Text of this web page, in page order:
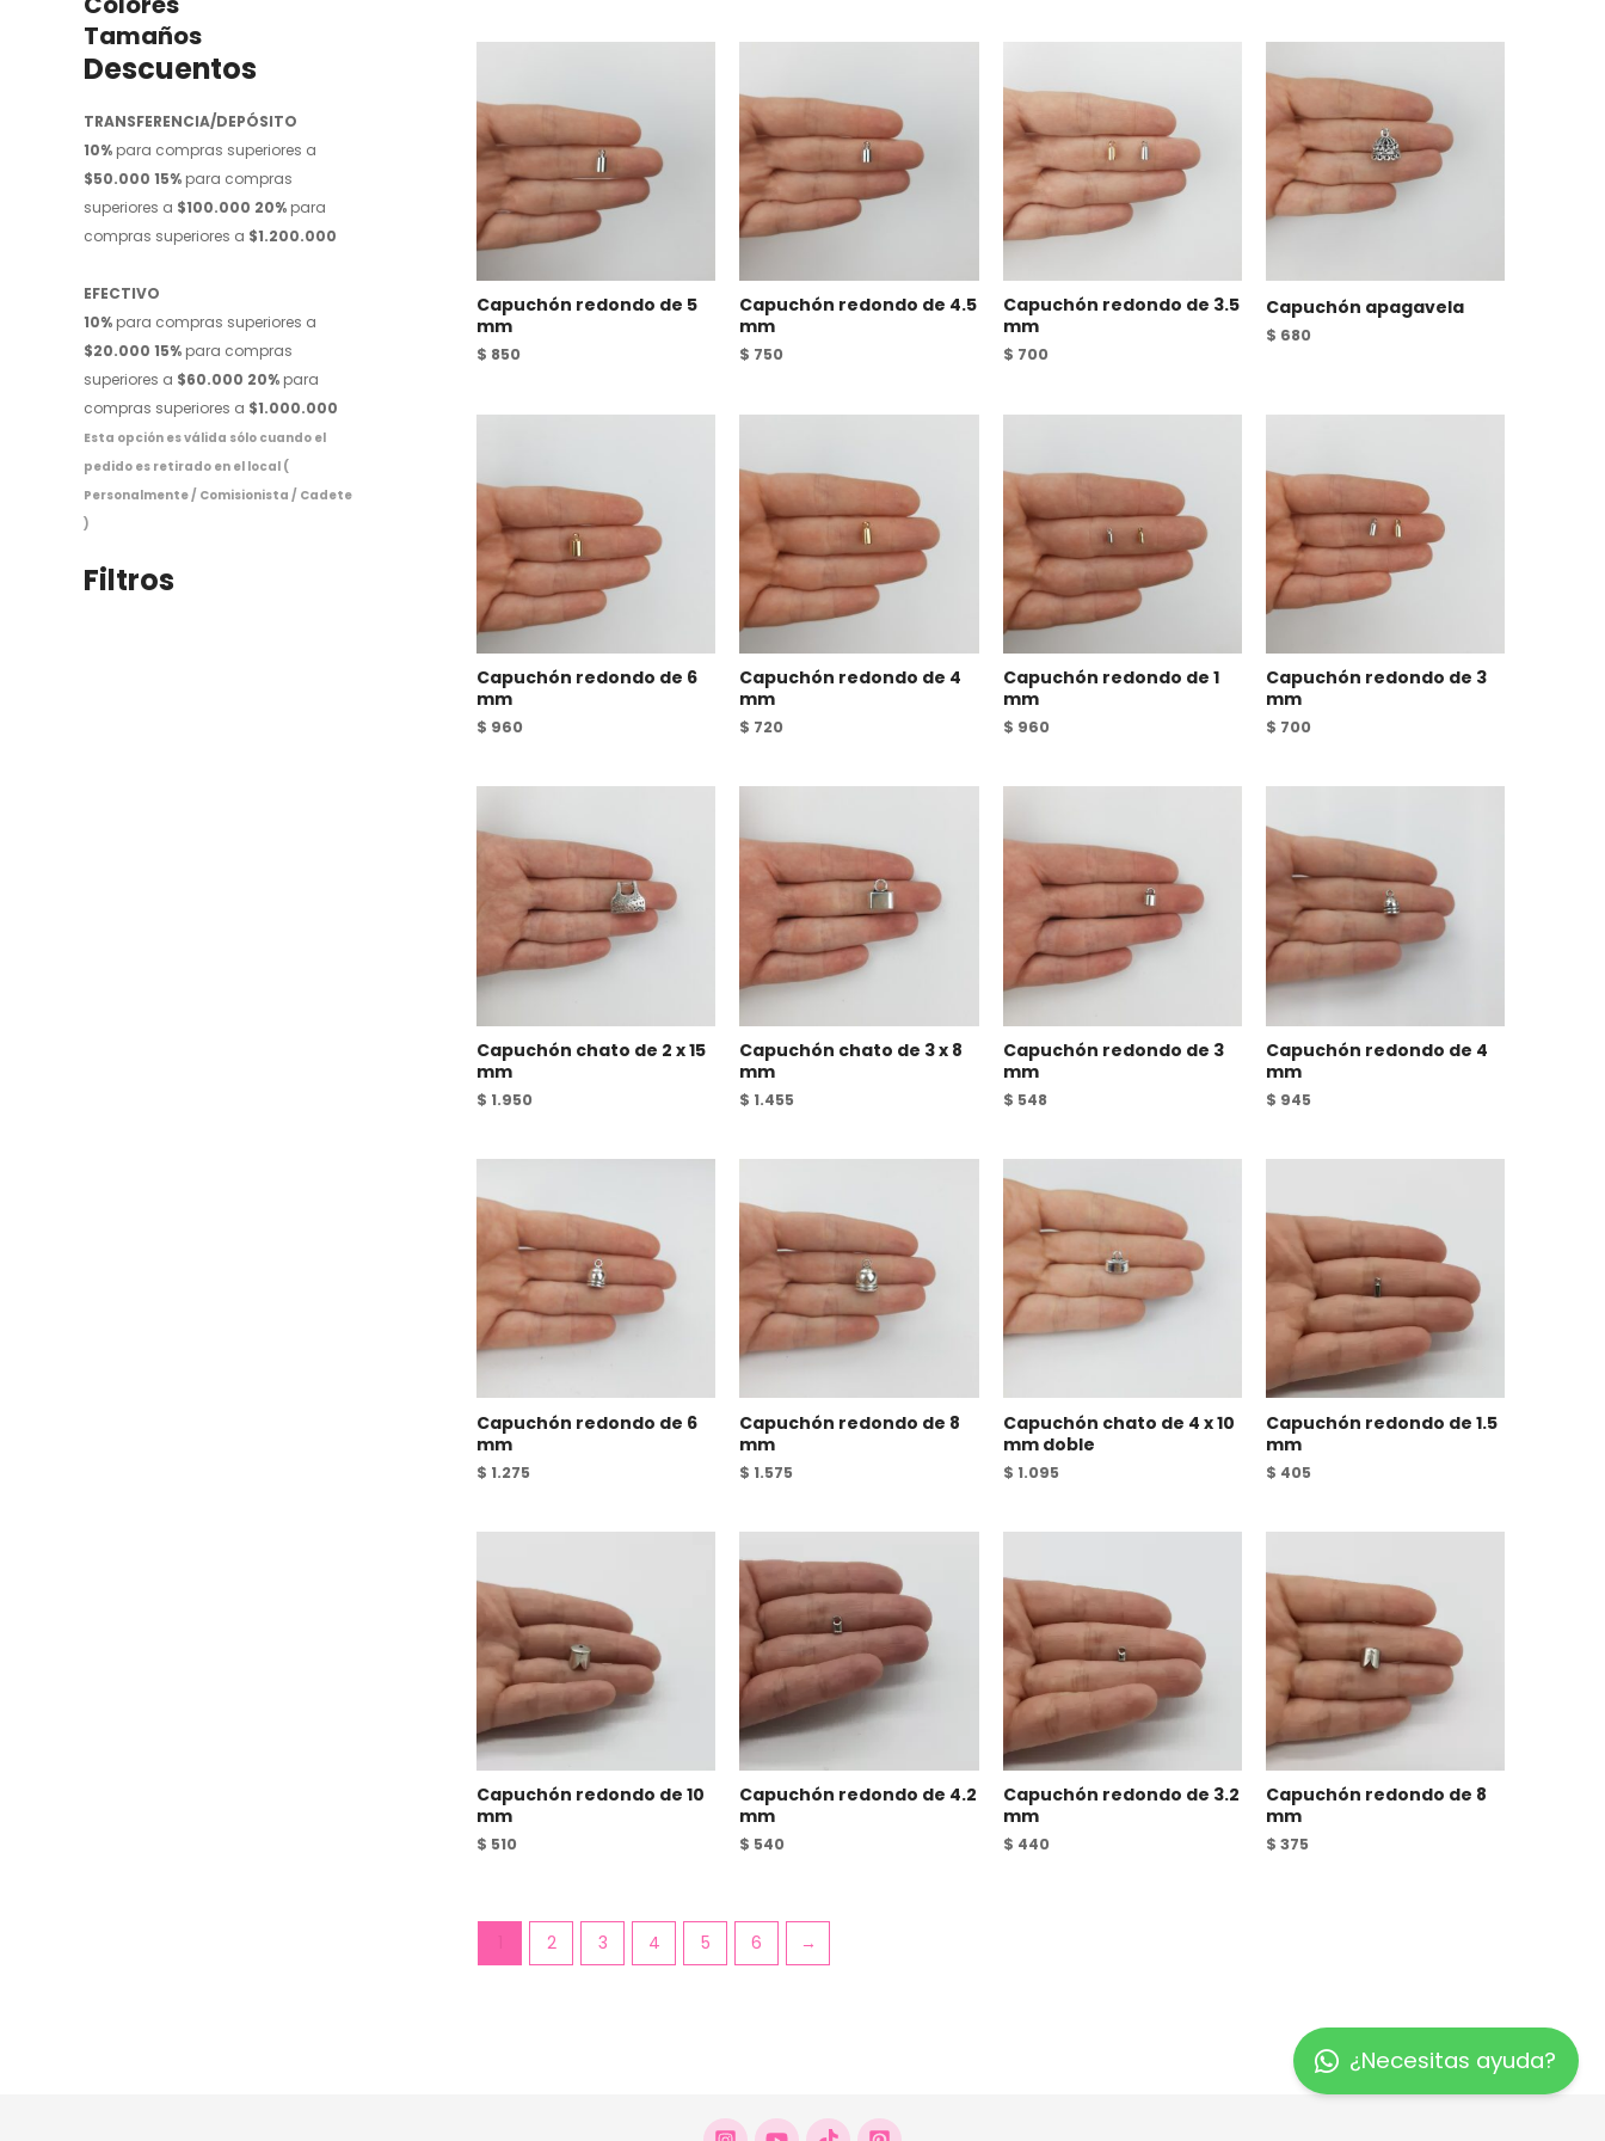
Tamaños
Descuentos
TRANSFERENCIA/DEPÓSITO
10% para compras superiores a
$50.000 15% para compras
superiores a $100.000 20% para
compras superiores a $1.200.000
EFECTIVO
10% para compras superiores a
$20.000 15% para compras
superiores a $60.000 20% para
compras superiores a $1.000.000
Esta opción es válida sólo cuando el
pedido es retirado en el local (
Personalmente / Comisionista / Cadete
)
Filtros
Capuchón redondo de 5
mm
$ 850
Capuchón redondo de 4.5
mm
$ 750
Capuchón redondo de 3.5
mm
$ 700
Capuchón apagavela
$ 680
Capuchón redondo de 6
mm
$ 960
Capuchón redondo de 4
mm
$ 720
Capuchón redondo de 1
mm
$ 960
Capuchón redondo de 3
mm
$ 700
Capuchón chato de 2 x 15
mm
$ 1.950
Capuchón chato de 3 x 8
mm
$ 1.455
Capuchón redondo de 3
mm
$ 548
Capuchón redondo de 4
mm
$ 945
Capuchón redondo de 6
mm
$ 1.275
Capuchón redondo de 8
mm
$ 1.575
Capuchón chato de 4 x 10
mm doble
$ 1.095
Capuchón redondo de 1.5
mm
$ 405
Capuchón redondo de 10
mm
$ 510
Capuchón redondo de 4.2
mm
$ 540
Capuchón redondo de 3.2
mm
$ 440
Capuchón redondo de 8
mm
$ 375
2 3 4 5 6 →
¿Necesitas ayuda?